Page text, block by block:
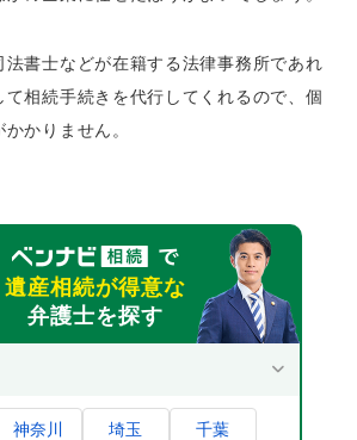
法書士などが在籍する法律事務所であれ
て相続手続きを代行してくれるので、個
かりません。
遺産相続が得意な
弁護士を探す
神奈川 埼玉 千葉